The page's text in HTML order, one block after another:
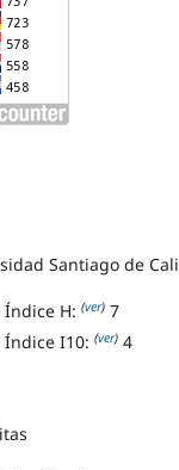
Santiago de Cali
Índice H: (ver) 7
Índice I10: (ver) 4